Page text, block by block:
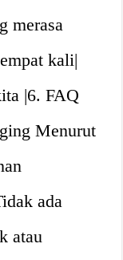
merasa
kali|
|6. FAQ
Menurut
ada
atau